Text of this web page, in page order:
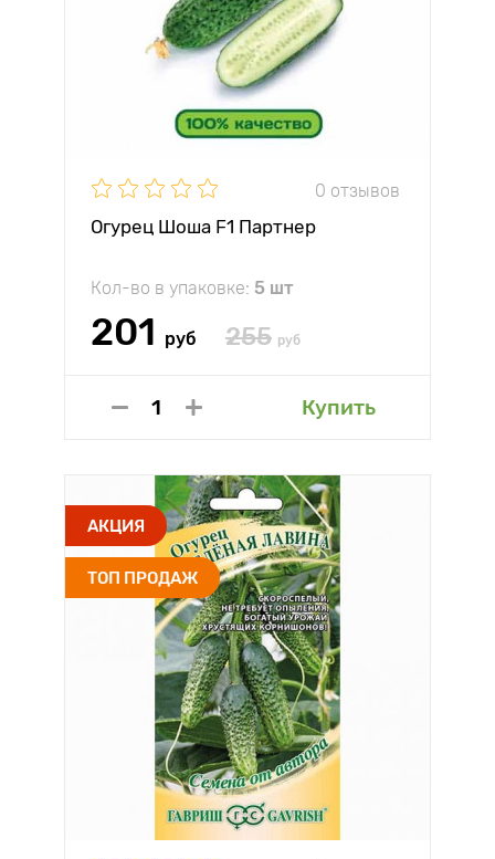
0 отзывов
Огурец Шоша F1 Партнер
Кол-во в упаковке: 5 шт
201 руб 255 руб
Купить
АКЦИЯ
ТОП ПРОДАЖ